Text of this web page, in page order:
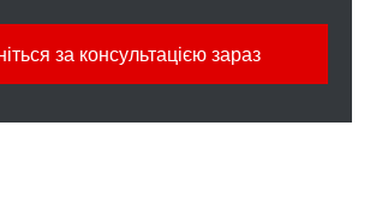
за консультацією зараз